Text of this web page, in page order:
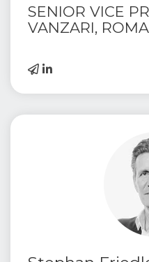
SENIOR VICE
VANZARI,